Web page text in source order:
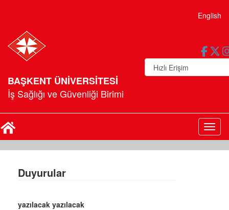
English
BAŞKENT ÜNİVERSİTESİ
İş Sağlığı ve Güvenliği Birimi
Duyurular
yazılacak yazılacak